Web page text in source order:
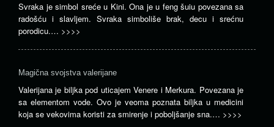
Svraka je simbol sreće u Kini. Ona je u feng šuiu povezana sa
radošću i slavljem. Svraka simboliše brak, decu i srećnu
porodicu.… >>>>
Magična svojstva valerijane
Valerijana je biljka pod uticajem Venere i Merkura. Povezana je
sa elementom vode. Ovo je veoma poznata biljka u medicini
koja se vekovima koristi za smirenje i poboljšanje sna.… >>>>